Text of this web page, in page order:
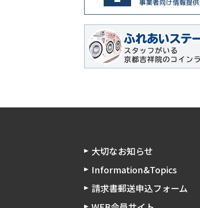
大切なお知らせ
Information&Topics
請求書郵送申込フォーム